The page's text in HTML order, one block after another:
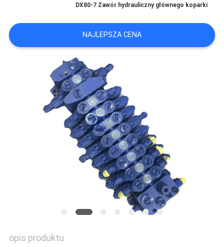
WSZYSTKIE
PRZYPADKI
POPROSIĆ
PRYWATNOŚCI
DX80-7 Zawór hydrauliczny głównego koparki
NAJLEPSZA CENA
opis produktu